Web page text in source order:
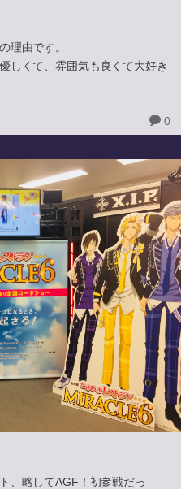
理由です。
しくて、雰囲気も良くて大好き
0
、略してAGF！初参戦だっ